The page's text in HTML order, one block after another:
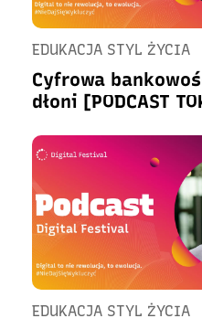
EDUKACJA STYL ŻYCIA
Cyfrowa
dłoni [PODCAST
EDUKACJA STYL ŻYCIA